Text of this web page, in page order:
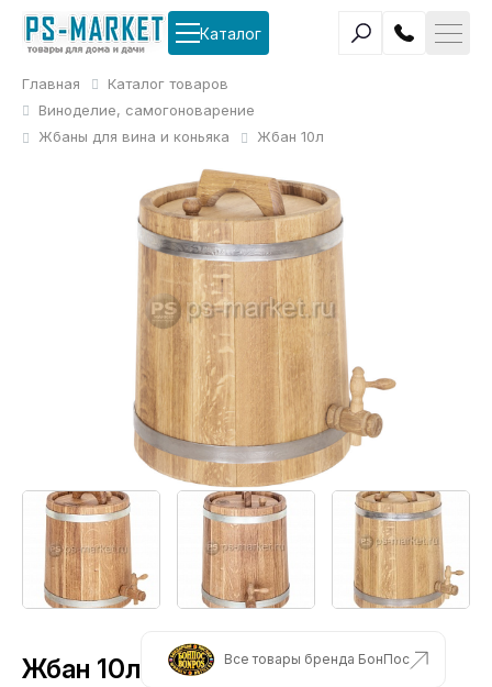
Каталог
Главная
Каталог товаров
Виноделие, самогоноварение
Жбаны для вина и коньяка
Жбан 10л
Жбан 10л Все товары бренда БонПос